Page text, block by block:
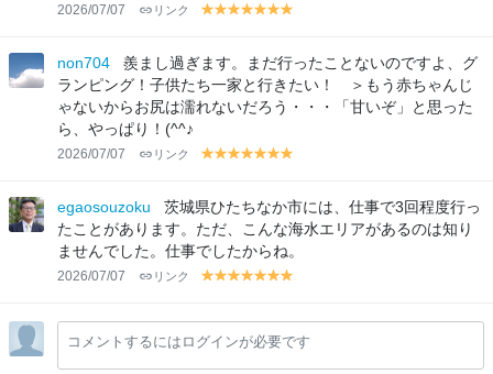
2026/07/07 リンク
y
lo
w
y
lo
y
lo
w
y
lo
w
y
lo
w
y
lo
w
lo
w
non704
羨まし過ぎます。まだ行ったことないのですよ、グ
ランピング！子供たち一家と行きたい！ ＞もう赤ちゃんじ
ゃないからお尻は濡れないだろう・・・「甘いぞ」と思った
ら、やっぱり！(^^♪
2026/07/07 リンク
y
lo
w
y
lo
w
y
lo
y
lo
w
y
lo
w
y
lo
w
lo
w
egaosouzoku
茨城県ひたちなか市には、仕事で3回程度行っ
たことがあります。ただ、こんな海水エリアがあるのは知り
ませんでした。仕事でしたからね。
2026/07/07 リンク
y
lo
w
y
lo
w
y
lo
w
y
lo
w
y
lo
w
y
lo
w
lo
w
コメントするにはログインが必要です